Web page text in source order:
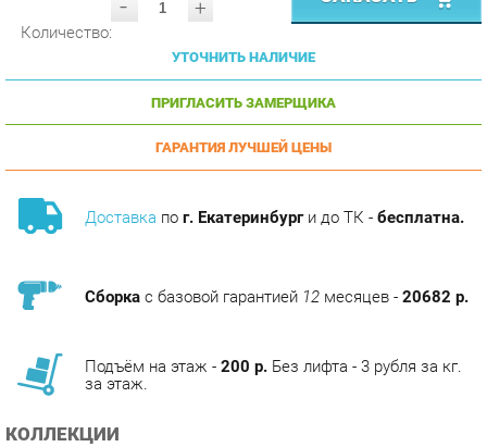
УТОЧНИТЬ НАЛИЧИЕ
ПРИГЛАСИТЬ ЗАМЕРЩИКА
ГАРАНТИЯ ЛУЧШЕЙ ЦЕНЫ
Доставкапог. Екатеринбурги до ТК -бесплатна.
КОЛЛЕКЦИИ